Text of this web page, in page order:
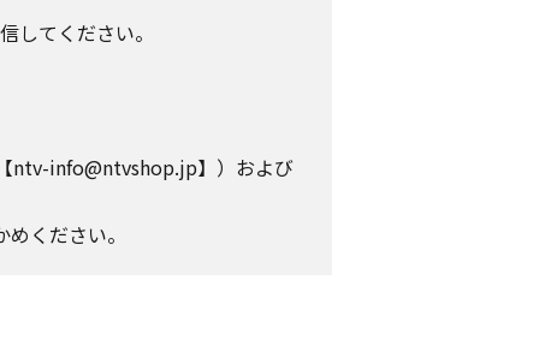
してください。
ntv-info@ntvshop.jp】）および
ください。